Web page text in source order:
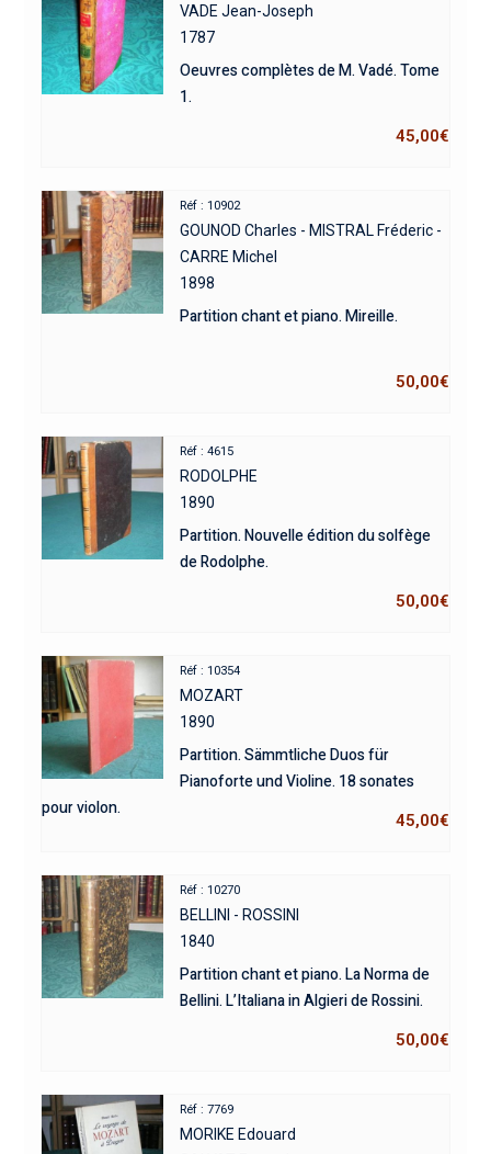
VADE Jean-Joseph
1787
Oeuvres complètes de M. Vadé. Tome
1.
45,00€
Réf : 10902
GOUNOD Charles - MISTRAL Fréderic -
CARRE Michel
1898
Partition chant et piano. Mireille.
50,00€
Réf : 4615
RODOLPHE
1890
Partition. Nouvelle édition du solfège
de Rodolphe.
50,00€
Réf : 10354
MOZART
1890
Partition. Sämmtliche Duos für
Pianoforte und Violine. 18 sonates
pour violon.
45,00€
Réf : 10270
BELLINI - ROSSINI
1840
Partition chant et piano. La Norma de
Bellini. L’Italiana in Algieri de Rossini.
50,00€
Réf : 7769
MORIKE Edouard